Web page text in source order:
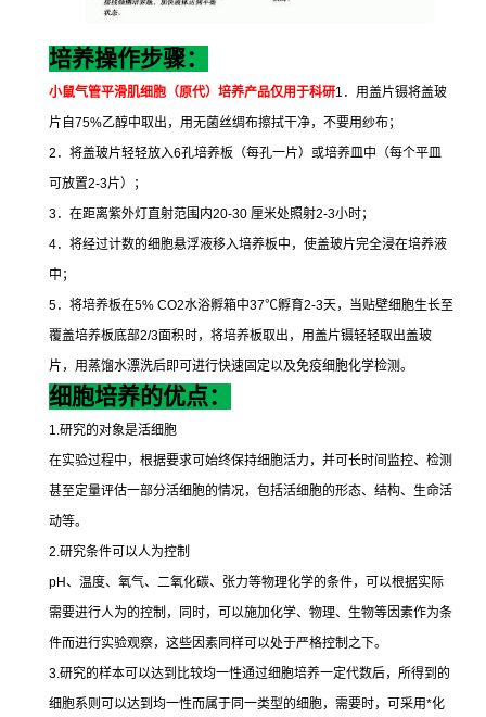
培养操作步骤：
小鼠气管平滑肌细胞（原代）培养产品仅用于科研1 ．用盖片镊将盖玻
片自75%乙醇中取出，用无菌丝绸布擦拭干净，不要用纱布；
2 ．将盖玻片轻轻放入6孔培养板（每孔一片）或培养皿中（每个平皿
可放置2-3片）；
3．在距离紫外灯直射范围内20-30 厘米处照射2-3小时；
4．将经过计数的细胞悬浮液移入培养板中，使盖玻片完全浸在培养液
中；
5．将培养板在5% CO2水浴孵箱中37℃孵育2-3天，当贴壁细胞生长至
覆盖培养板底部2/3面积时，将培养板取出，用盖片镊轻轻取出盖玻
片，用蒸馏水漂洗后即可进行快速固定以及免疫细胞化学检测。
细胞培养的优点：
1.研究的对象是活细胞
在实验过程中，根据要求可始终保持细胞活力，并可长时间监控、检测
甚至定量评估一部分活细胞的情况，包括活细胞的形态、结构、生命活
动等。
2.研究条件可以人为控制
pH、温度、氧气、二氧化碳、张力等物理化学的条件，可以根据实际
需要进行人为的控制，同时，可以施加化学、物理、生物等因素作为条
件而进行实验观察，这些因素同样可以处于严格控制之下。
3.研究的样本可以达到比较均一性通过细胞培养一定代数后，所得到的
细胞系则可以达到均一性而属于同一类型的细胞，需要时，可采用*化